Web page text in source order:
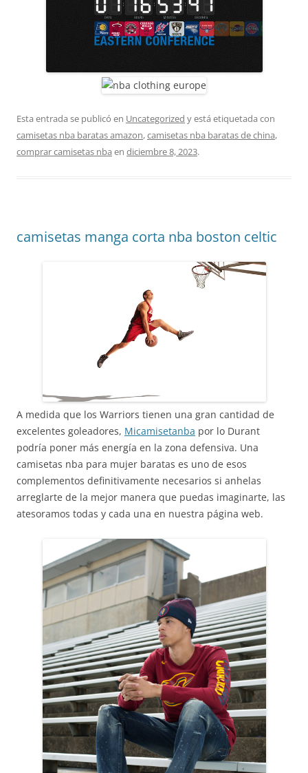
Esta entrada se publicó en Uncategorized y está etiquetada con
camisetas nba baratas amazon,camisetas nba baratas de china,
comprar camisetas nba en diciembre 8, 2023.
camisetas manga corta nba boston celtic
A medida que los Warriors tienen una gran cantidad de
excelentes goleadores, Micamisetanba por lo Durant
podría poner más energía en la zona defensiva. Una
camisetas nba para mujer baratas es uno de esos
complementos definitivamente necesarios si anhelas
arreglarte de la mejor manera que puedas imaginarte, las
atesoramos todas y cada una en nuestra página web.